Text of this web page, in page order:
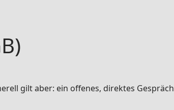
gilt aber: ein offenes, direktes Gespräch